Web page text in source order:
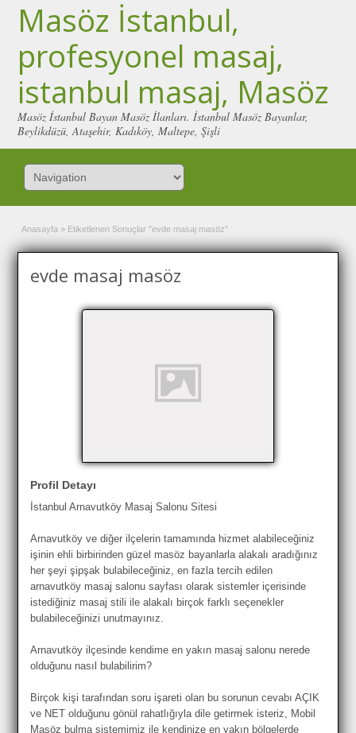
Masöz İstanbul,
profesyonel masaj,
istanbul masaj, Masöz
Masöz İstanbul Bayan Masöz İlanları. İstanbul Masöz Bayanlar,
Beylikdüzü, Ataşehir, Kadıköy, Maltepe, Şişli
Anasayfa » Etiketlenen Sonuçlar "evde masaj masöz"
evde masaj masöz
Profil Detayı
İstanbul Arnavutköy Masaj Salonu Sitesi
Arnavutköy ve diğer ilçelerin tamamında hizmet alabileceğiniz
işinin ehli birbirinden güzel masöz bayanlarla alakalı aradığınız
her şeyi şipşak bulabileceğiniz, en fazla tercih edilen
arnavutköy masaj salonu sayfası olarak sistemler içerisinde
istediğiniz masaj stili ile alakalı birçok farklı seçenekler
bulabileceğinizi unutmayınız.
Arnavutköy ilçesinde kendime en yakın masaj salonu nerede
olduğunu nasıl bulabilirim?
Birçok kişi tarafından soru işareti olan bu sorunun cevabı AÇIK
ve NET olduğunu gönül rahatlığıyla dile getirmek isteriz, Mobil
Masöz bulma sistemimiz ile kendinize en yakın bölgelerde